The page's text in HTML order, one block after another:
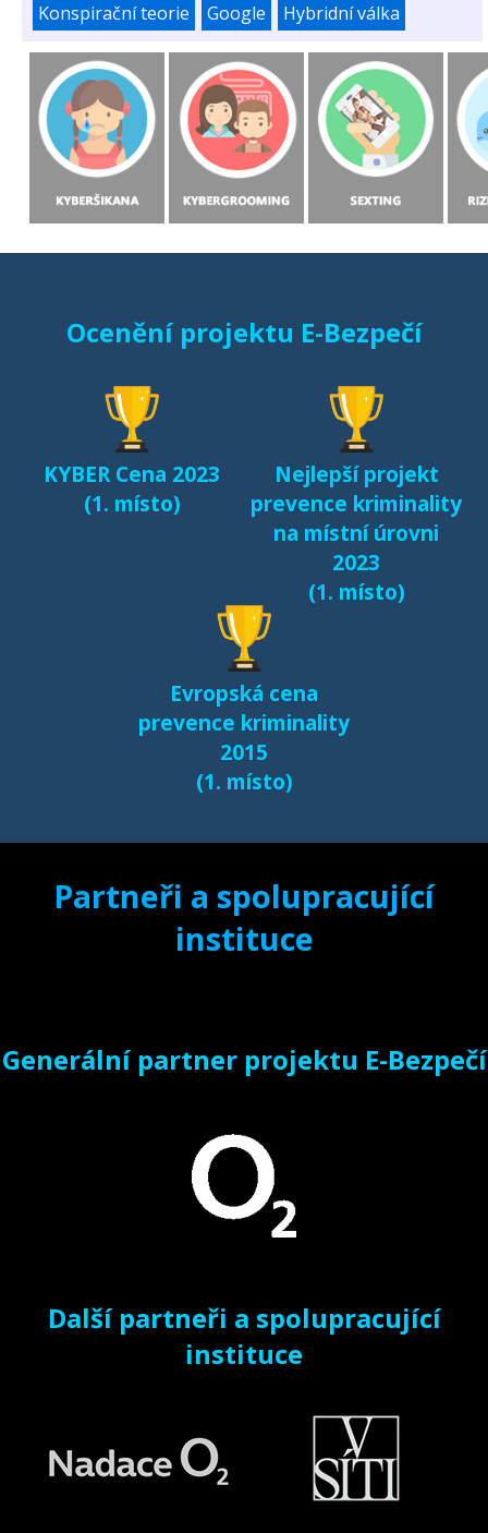
Konspirační teorie
Google Hybridní válka
Ocenění projektu E-Bezpečí
KYBER Cena 2023
(1. místo)
Nejlepší projekt
prevence kriminality
na místní úrovni
2023
(1. místo)
Evropská cena
prevence kriminality
2015
(1. místo)
Partneři a spolupracující
instituce
Generální partner projektu E-Bezpečí
Další partneři a spolupracující
instituce